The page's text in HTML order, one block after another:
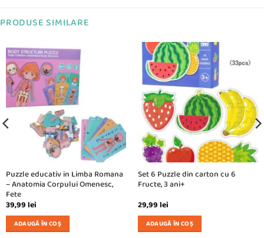
PRODUSE SIMILARE
Puzzle educativ in Limba Romana
– Anatomia Corpului Omenesc,
Fete
39,99lei
ADAUGĂ ÎN COȘ
Set 6 Puzzle din carton cu 6
Fructe, 3 ani+
29,99lei
ADAUGĂ ÎN COȘ